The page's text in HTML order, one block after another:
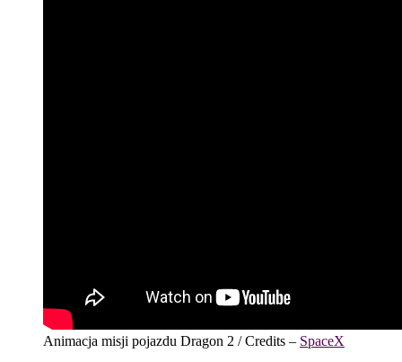
Animacja misji pojazdu Dragon 2 / Credits – SpaceX